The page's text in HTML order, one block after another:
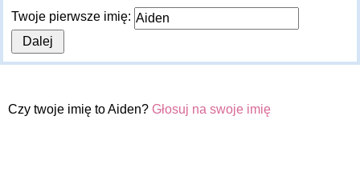
Twoje pierwsze imię:
Czy twoje imię to Aiden? Głosuj na swoje imię